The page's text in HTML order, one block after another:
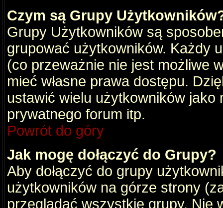
Czym są Grupy
Grupy Użytkowników są
grupować użytkowników. Każdy
(co przeważnie nie jest możliwe
mieć własne prawa dostępu.
ustawić wielu użytkowników
prywatnego forum itp.
Powrót do góry
Jak mogę dołączyć do Grupy?
Aby dołączyć do grupy
użytkowników na górze strony
przeglądać wszystkie grupy. Nie